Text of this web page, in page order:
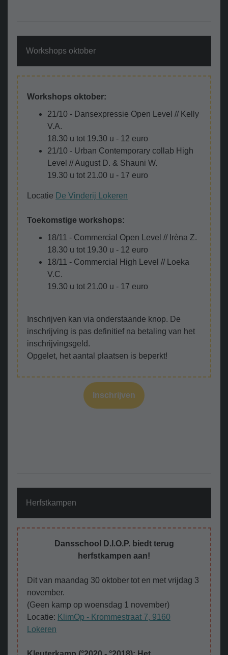
Workshops oktober
Workshops oktober:
21/10 - Dansexpressie Open Level // Kelly
V.A.
18.30 u tot 19.30 u - 12 euro
21/10 - Urban Contemporary collab High
Level // August D. & Shauni W.
19.30 u tot 21.00 u - 17 euro
Locatie De Vinderij Lokeren
Toekomstige workshops:
18/11 - Commercial Open Level // Irèna Z.
18.30 u tot 19.30 u - 12 euro
18/11 - Commercial High Level // Loeka
V.C.
19.30 u tot 21.00 u - 17 euro
Inschrijven kan via onderstaande knop. De
inschrijving is pas definitief na betaling van het
inschrijvingsgeld.
Opgelet, het aantal plaatsen is beperkt!
Inschrijven
Herfstkampen
Dansschool D.I.O.P. biedt terug
herfstkampen aan!
Dit van maandag 30 oktober tot en met vrijdag 3
november.
(Geen kamp op woensdag 1 november)
Locatie: KlimOp - Krommestraat 7, 9160
Lokeren